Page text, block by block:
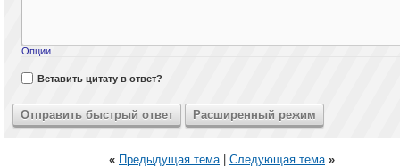
Опции
Вставить цитату в ответ?
« Предыдущая тема| Следующая тема »